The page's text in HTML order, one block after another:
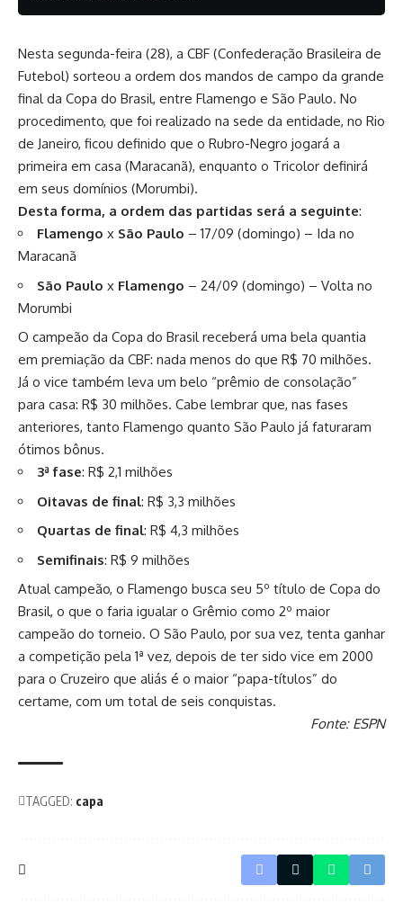
Nesta segunda-feira (28), a CBF (Confederação Brasileira de
Futebol) sorteou a ordem dos mandos de campo da grande
final da Copa do Brasil, entre Flamengo e São Paulo. No
procedimento, que foi realizado na sede da entidade, no Rio
de Janeiro, ficou definido que o Rubro-Negro jogará a
primeira em casa (Maracanã), enquanto o Tricolor definirá
em seus domínios (Morumbi).
Desta forma, a ordem das partidas será a seguinte:
Flamengo x São Paulo – 17/09 (domingo) – Ida no
Maracanã
São Paulo x Flamengo – 24/09 (domingo) – Volta no
Morumbi
O campeão da Copa do Brasil receberá uma bela quantia
em premiação da CBF: nada menos do que R$ 70 milhões.
Já o vice também leva um belo “prêmio de consolação”
para casa: R$ 30 milhões. Cabe lembrar que, nas fases
anteriores, tanto Flamengo quanto São Paulo já faturaram
ótimos bônus.
3ª fase: R$ 2,1 milhões
Oitavas de final: R$ 3,3 milhões
Quartas de final: R$ 4,3 milhões
Semifinais: R$ 9 milhões
Atual campeão, o Flamengo busca seu 5º título de Copa do
Brasil, o que o faria igualar o Grêmio como 2º maior
campeão do torneio. O São Paulo, por sua vez, tenta ganhar
a competição pela 1ª vez, depois de ter sido vice em 2000
para o Cruzeiro que aliás é o maior “papa-títulos” do
certame, com um total de seis conquistas.
Fonte: ESPN
TAGGED: capa